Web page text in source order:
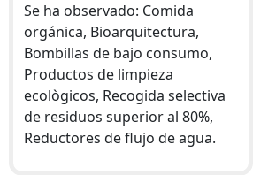
Se ha observado: Comida
orgánica, Bioarquitectura,
Bombillas de bajo consumo,
Productos de limpieza
ecològicos, Recogida selectiva
de residuos superior al 80%,
Reductores de flujo de agua.